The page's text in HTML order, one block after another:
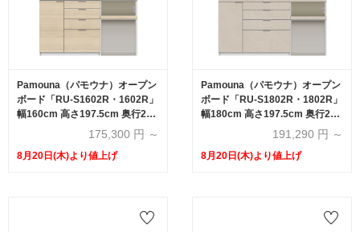
Pamouna（パモウナ）オープン
ボード「RU-S1602R・1602R」
幅160cm 高さ197.5cm 奥行2サ
イズ（44.5cm・50cm）下台オ
175,300 円 ～
8月20日(木)より値上げ
Pamouna（パモウナ）オープン
ボード「RU-S1802R・1802R」
幅180cm 高さ197.5cm 奥行2サ
イズ（44.5cm・50cm）下台オ
191,290 円 ～
8月20日(木)より値上げ